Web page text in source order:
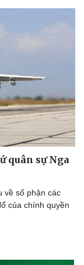
quân sự Nga
về số phận các
của chính quyền